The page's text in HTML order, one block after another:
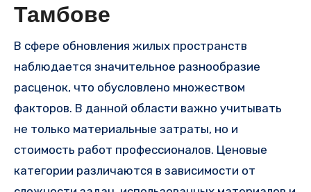
Тамбове
В сфере обновления жилых пространств
наблюдается значительное разнообразие
расценок, что обусловлено множеством
факторов. В данной области важно учитывать
не только материальные затраты, но и
стоимость работ профессионалов. Ценовые
категории различаются в зависимости от